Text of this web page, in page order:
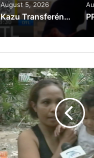
August 5, 2026
Kazu Transferénsia Osan Millaun 42 Husi Singapura, Advogadu Sei Halo Rekursu